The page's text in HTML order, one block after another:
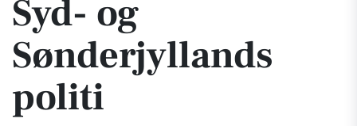
Syd- og
Sønderjyllands
politi